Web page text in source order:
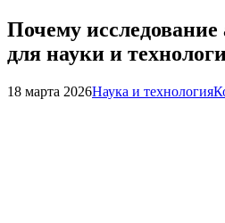
Почему исследование
для науки и
18 марта 2026Наука и технология